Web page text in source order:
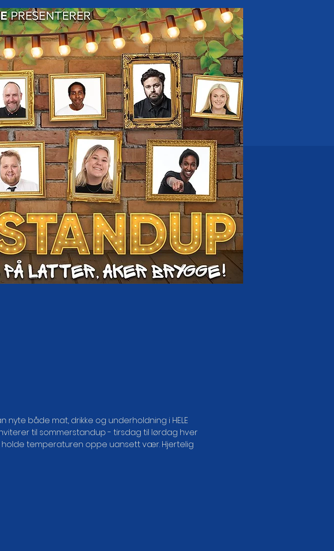
nyte både mat, drikke og underholdning i HELE
til sommerstandup - tirsdag til lørdag hver
holde temperaturen oppe uansett vær. Hjertelig